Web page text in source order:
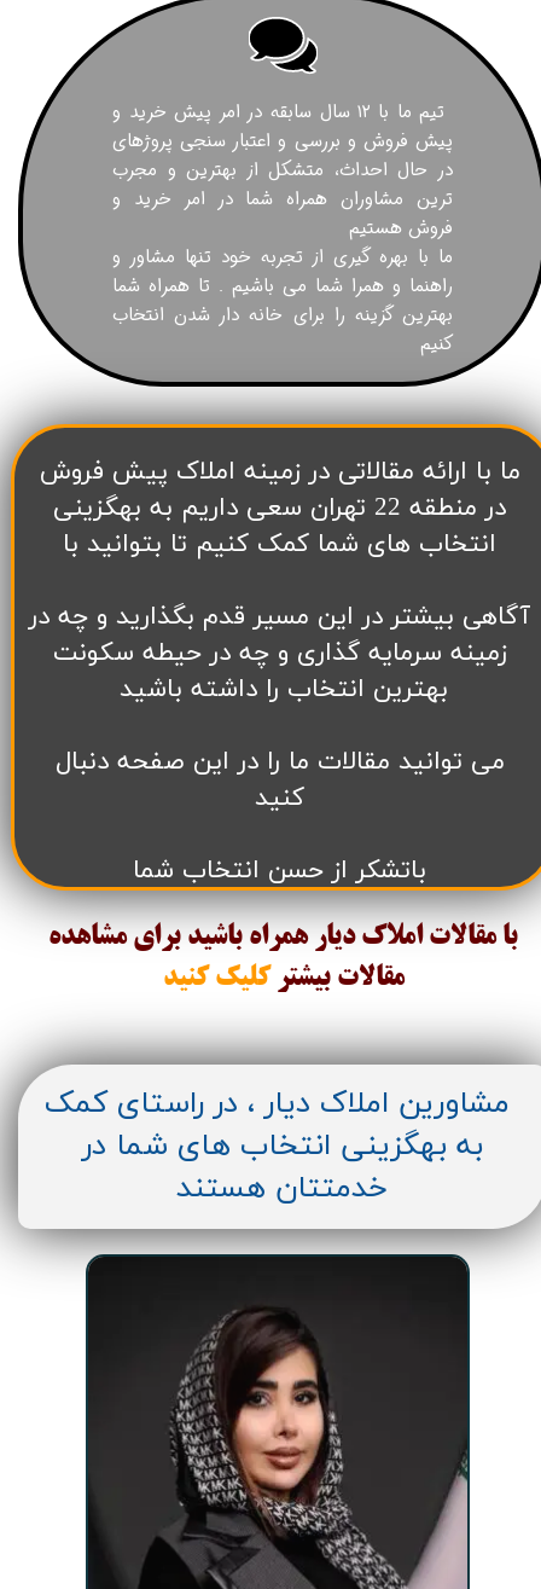
تیم ما با ۱۲ سال سابقه در امر پیش خرید و
پیش فروش و بررسی و اعتبار سنجی پروژهای
در حال احداث، متشکل از بهترین و مجرب
ترین مشاوران همراه شما در امر خرید و
فروش هستیم
ما با بهره گیری از تجربه خود تنها مشاور و
راهنما و همرا شما می باشیم . تا همراه شما
بهترین گزینه را برای خانه دار شدن انتخاب
کنیم
​ما با ارائه مقالاتی در زمینه املاک پیش فروش
در منطقه 22 تهران سعی داریم به بهگزینی
انتخاب های شما کمک کنیم تا بتوانید با
آگاهی بیشتر در این مسیر قدم بگذارید و چه در
زمینه سرمایه گذاری و چه در حیطه سکونت
بهترین انتخاب را داشته باشید
می توانید مقالات ما را در این صفحه دنبال
کنید
باتشکر از حسن انتخاب شما
با مقالات املاک دیار همراه باشید برای مشاهده
مقالات بیشتر کلیک کنید
مشاورین املاک دیار ، در راستای کمک
به بهگزینی انتخاب های شما در
خدمتتان هستند